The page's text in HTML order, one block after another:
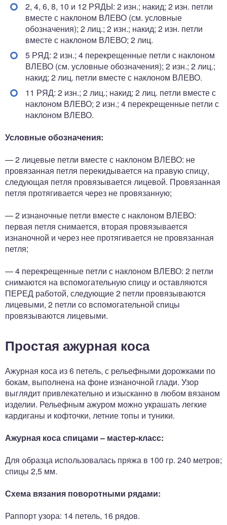
2, 4, 6, 8, 10 и 12 РЯДЫ: 2 изн.; накид; 2 изн. петли
вместе с наклоном ВЛЕВО (см. условные
обозначения); 2 лиц.; 2 изн.; накид; 2 изн. петли
вместе с наклоном ВЛЕВО; 2 лиц.
5 РЯД: 2 изн.; 4 перекрещенные петли с наклоном
ВЛЕВО (см. условные обозначения); 2 изн.; 2 лиц.;
накид; 2 лиц. петли вместе с наклоном ВЛЕВО.
11 РЯД: 2 изн.; 2 лиц.; накид; 2 лиц. петли вместе с
наклоном ВЛЕВО; 2 изн.; 4 перекрещенные петли с
наклоном ВЛЕВО.
Условные обозначения:
— 2 лицевые петли вместе с наклоном ВЛЕВО: не
провязанная петля перекидывается на правую спицу,
следующая петля провязывается лицевой. Провязанная
петля протягивается через не провязанную;
— 2 изнаночные петли вместе с наклоном ВЛЕВО:
первая петля снимается, вторая провязывается
изнаночной и через нее протягивается не провязанная
петля;
— 4 перекрещенные петли с наклоном ВЛЕВО: 2 петли
снимаются на вспомогательную спицу и оставляются
ПЕРЕД работой, следующие 2 петли провязываются
лицевыми, 2 петли со вспомогательной спицы
провязываются лицевыми.
Простая ажурная коса
Ажурная коса из 6 петель, с рельефными дорожками по
бокам, выполнена на фоне изнаночной глади. Узор
выглядит привлекательно и изысканно в любом вязаном
изделии. Рельефным ажуром можно украшать легкие
кардиганы и кофточки, летние топы и туники.
Ажурная коса спицами – мастер-класс:
Для образца использовалась пряжа в 100 гр. 240 метров;
спицы 2,5 мм.
Схема вязания поворотными рядами:
Раппорт узора: 14 петель, 16 рядов.